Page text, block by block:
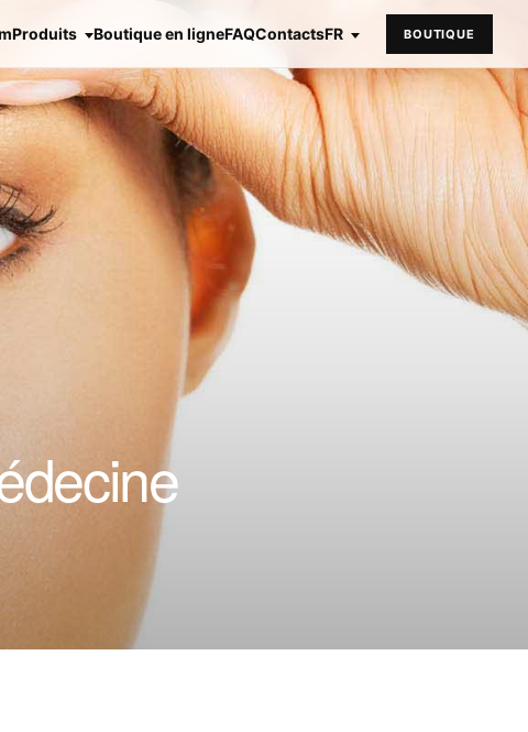
Produits Boutique en ligneFAQContactsFR BOUTIQUE